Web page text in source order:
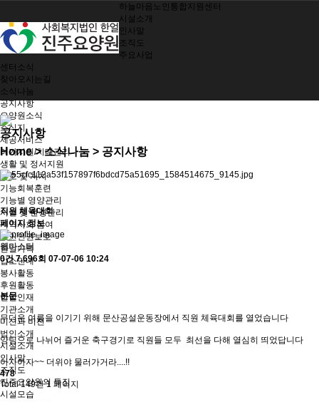
하늘마음노인통합지원센터
시설소개
인사말
조직도
주요사업
센터소식
찾아오시는길
소식나눔
공지사항
요양원소식
소식지
제공서비스
여가지원/치매관리
생활 및 정서지원
간호 및 처치
기능회복훈련
기능별 영양관리
시설 및 환경관리
지역사회 참여
노인인권보호
한얼가족
입소안내
봉사활동
후원활동
한얼인재
기관소개
미션과 비전
법인소개
시설소개
인사말
조직도
진주요양원의 특징
시설모습
공지사항
Home> 소식나눔 > 공지사항
직원 체육대회
페이지 정보
웹마스터
0건 7,696회 07-07-06 10:24
본문
무더운 여름을 이기기 위해 문산공설운동장에서 직원 체육대회를 열었습니다
양팀으로 나뉘어 즐거운 축구경기로 직원들 모두 최선을 다해 열심히 띄었답니다
아자아자~~ 더위야 물러가거라....!!
478
Total 149건1 페이지